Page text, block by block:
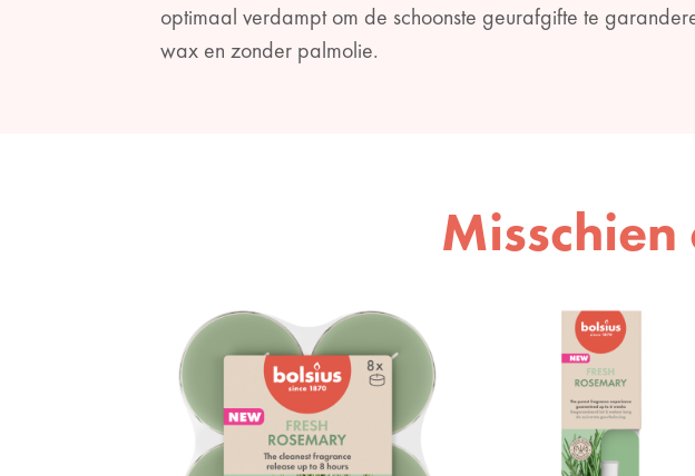
optimaal verdampt om de schoonste geurafgifte te
wax en zonder palmolie.